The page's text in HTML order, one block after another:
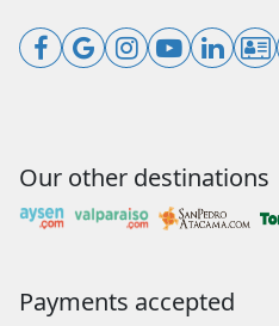
Our other destinations
Payments accepted